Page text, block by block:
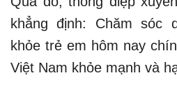
khẳng định: Chăm sóc
khỏe trẻ em hôm nay
Việt Nam khỏe mạnh và